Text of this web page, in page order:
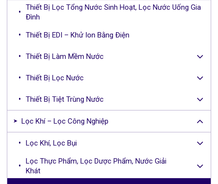
Thiết Bị Lọc Tổng Nước Sinh Hoạt, Lọc Nước Uống Gia
Đình
Thiết Bị EDI – Khử Ion Bằng Điện
Thiết Bị Làm Mềm Nước
Thiết Bị Lọc Nước
Thiết Bị Tiệt Trùng Nước
Lọc Khí – Lọc Công Nghiệp
Lọc Khí, Lọc Bụi
Lọc Thực Phẩm, Lọc Dược Phẩm, Nước Giải
Khát